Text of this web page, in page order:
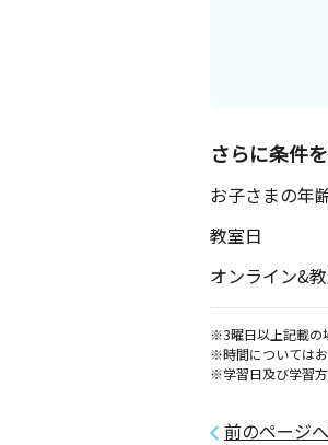
さらに条件
お子さまの年
教室日
オンライン&
※3曜日以上記載の
※時間についてはお
※学習日及び学習方
前のページ